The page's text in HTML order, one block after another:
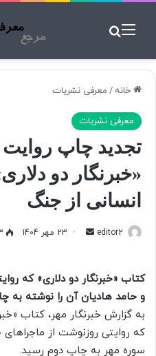
منو
خانه / معرفی نشریات
معرفی نشریات
تجدید چاپ روایت
«خبرنگار دو
انسانی از جنگ
editor2
ا
ل
ب
ه
ا
23 مهر 1404
کتاب «خبرنگار دو دلاری» که
و حامد هادیان آن را نوشته به
به گزارش خبرنگار مهر، کتاب
که روایتی روزنوشت از
سوره مهر به چاپ دوم رسید.